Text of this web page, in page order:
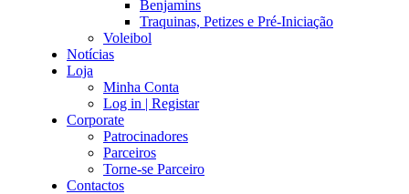
Benjamins
Traquinas, Petizes e Pré-Iniciação
Voleibol
Notícias
Loja
Minha Conta
Log in | Registar
Corporate
Patrocinadores
Parceiros
Torne-se Parceiro
Contactos